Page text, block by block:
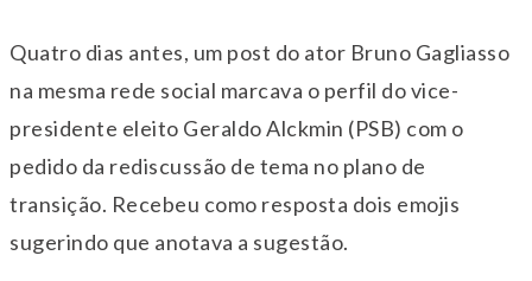
Quatro dias antes, um post do ator Bruno Gagliasso
na mesma rede social marcava o perfil do vice-
presidente eleito Geraldo Alckmin (PSB) com o
pedido da rediscussão de tema no plano de
transição. Recebeu como resposta dois emojis
sugerindo que anotava a sugestão.